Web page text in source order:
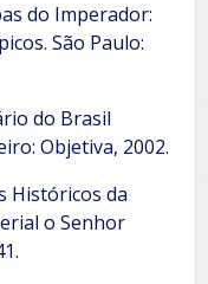
do Imperador:
São Paulo:
do Brasil
Objetiva, 2002.
Históricos da
o Senhor